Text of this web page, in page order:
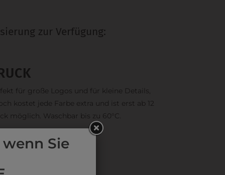
zur Verfügung:
für große Logos und für kleine Details,
kostet jede Farbe extra und ist erst ab 12
möglich. Waschbar bis zu 60°C.
Sie